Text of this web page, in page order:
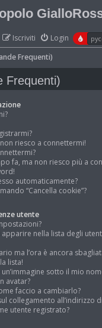
Login
Iscriviti
Frequenti)
Frequenti)
riesco a connettermi!
fa, ma non riesco più a
automaticamente?
“Cancella cookie”?
utente
nella lista degli
ma l’ora è ancora
lista!
sotto il mio
avatar?
faccio a cambiarlo?
collegamento all’indirizzo
utente registrato?